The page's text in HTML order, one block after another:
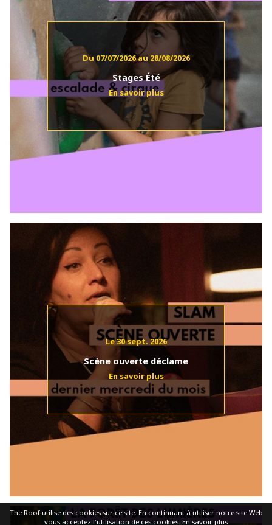
Du 07/07/2026 au 28/08/2026
Stages Été
Le 30 sept. 2026
Scène ouverte déclame
The Roof utilise des cookies sur ce site. En continuant à utiliser notre site Web
vous acceptez l'utilisation de ces cookies. En savoir plus